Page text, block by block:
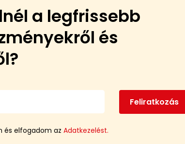
a legfrissebb
és
és elfogadom azAdatkezelést.